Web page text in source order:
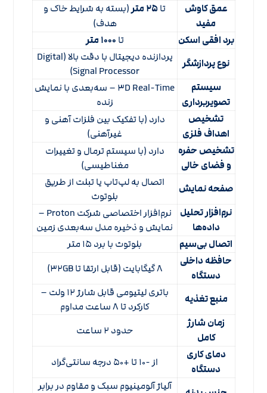
عمق کاوش
مفید
تا۲۵ متر
(بسته به شرایط خاک و
هدف)
برد افقی اسکن تا ۱۰۰۰ متر
نوع پردازشگر
پردازنده دیجیتال با دقت بالا (Digital
Signal Processor)
سیستم
تصویربرداری
۳D Real-Time – سه‌بعدی با نمایش
زنده
تشخیص
اهداف فلزی
دارد (با تفکیک بین فلزات آهنی و
غیرآهنی)
تشخیص حفره
و فضای خالی
دارد (با سیستم ترمال و تغییرات
مغناطیسی)
صفحه نمایش
اتصال به لپ‌تاپ یا تبلت از طریق
بلوتوث
نرم‌افزار تحلیل
داده‌ها
نرم‌افزار اختصاصی شرکت Proton –
نمایش و ذخیره مدل سه‌بعدی زمین
اتصال بی‌سیم بلوتوث با برد ۱۵ متر
حافظه داخلی
دستگاه
۸ گیگابایت (قابل ارتقا تا ۳۲GB)
منبع تغذیه
باتری لیتیومی قابل شارژ ۱۲ ولت –
کارکرد تا ۸ ساعت مداوم
زمان شارژ
کامل
حدود ۲ ساعت
دمای کاری
دستگاه
از -۱۰ تا +۵۰ درجه سانتی‌گراد
آلیاژ آلومینیوم سبک و مقاوم در برابر